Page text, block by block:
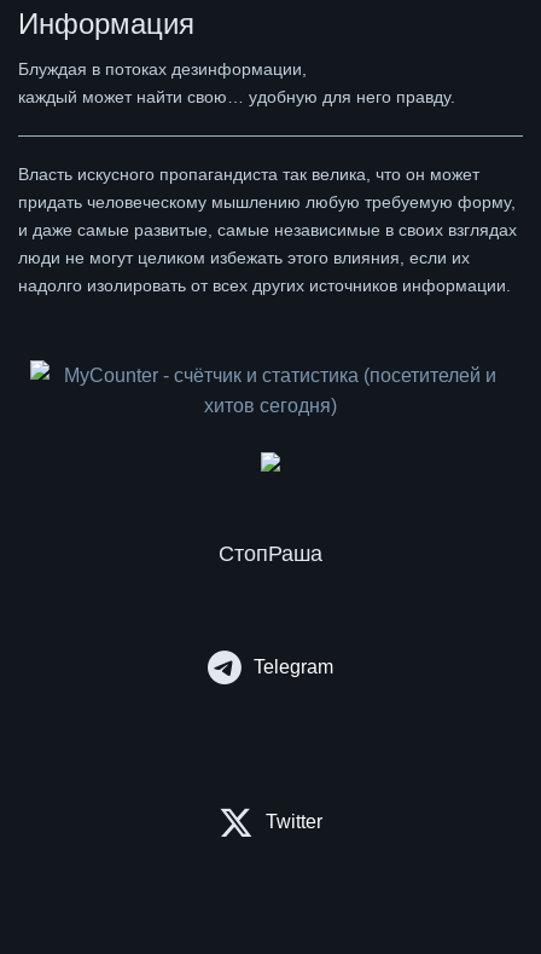
Информация
Блуждая в потоках дезинформации,
каждый может найти свою… удобную для него правду.
Власть искусного пропагандиста так велика, что он может
придать человеческому мышлению любую требуемую форму,
и даже самые развитые, самые независимые в своих взглядах
люди не могут целиком избежать этого влияния, если их
надолго изолировать от всех других источников информации.
СтопРаша
Telegram
Twitter